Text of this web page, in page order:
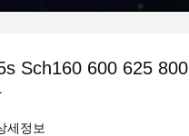
Sch160 600 625
세정보